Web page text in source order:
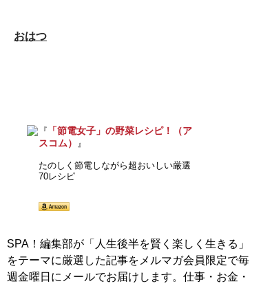
おはつ
『 「節電女子」の野菜レシピ！（ア
スコム）
』
たのしく節電しながら超おいしい厳選
70レシピ
SPA！編集部が「人生後半を賢く楽しく生きる」
をテーマに厳選した記事をメルマガ会員限定で毎
週金曜日にメールでお届けします。仕事・お金・